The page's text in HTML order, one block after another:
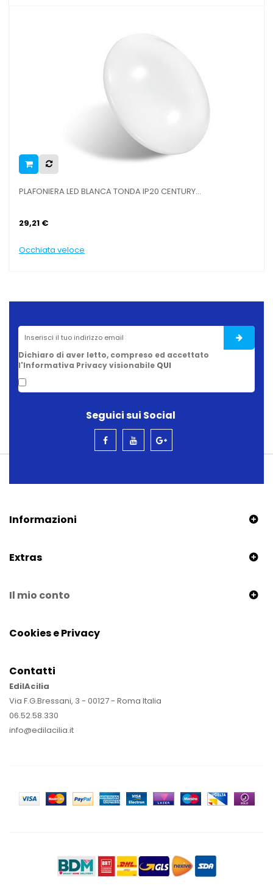
PLAFONIERA LED BLANCA TONDA IP20 CENTURY...
29,21 €
Occhiata veloce
Dichiaro di aver letto, compreso ed accettato
l'Informativa Privacy visionabile QUI
Seguici sui Social
Informazioni
Extras
Il mio conto
Cookies e Privacy
Contatti
EdilAcilia
Via F.G.Bressani, 3 - 00127 - Roma Italia
06.52.58.330
info@edilacilia.it